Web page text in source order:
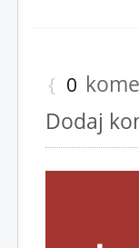
{ 0
Dodaj